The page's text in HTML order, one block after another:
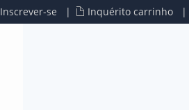
|
Inquérito carrinho
|
Inscrever-se